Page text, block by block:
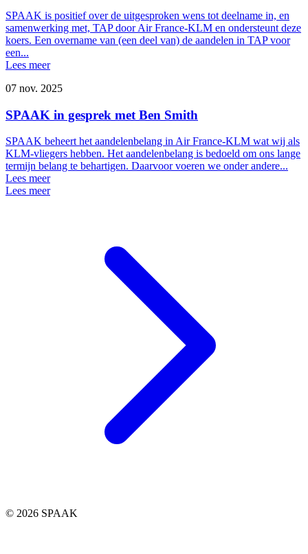
SPAAK is positief over de uitgesproken wens tot deelname in, en
samenwerking met, TAP door Air France-KLM en ondersteunt deze
koers. Een overname van (een deel van) de aandelen in TAP voor
een...
Lees meer
07 nov. 2025
SPAAK in gesprek met Ben Smith
SPAAK beheert het aandelenbelang in Air France-KLM wat wij als
KLM-vliegers hebben. Het aandelenbelang is bedoeld om ons lange
termijn belang te behartigen. Daarvoor voeren we onder andere...
Lees meer
Lees meer
© 2026 SPAAK